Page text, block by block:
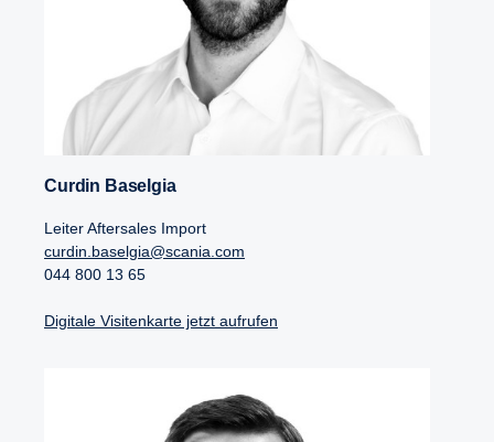
Curdin Baselgia
Leiter Aftersales Import
curdin.baselgia@scania.com
044 800 13 65
Digitale Visitenkarte jetzt aufrufen